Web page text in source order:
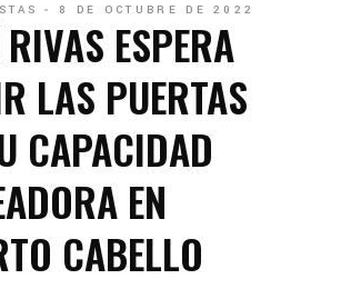
8 DE OCTUBRE DE 2022
RIVAS ESPERA
LAS PUERTAS
CAPACIDAD
EN
CABELLO